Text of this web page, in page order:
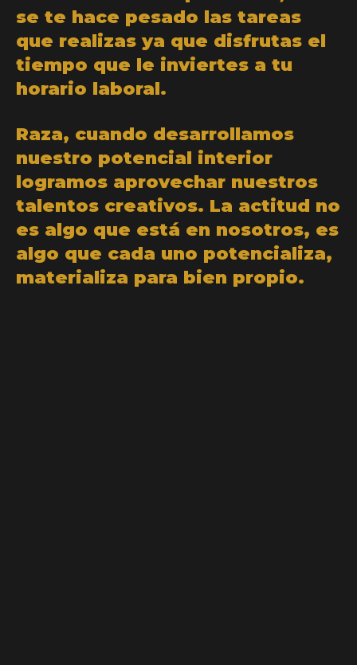
se te hace pesado las tareas
que realizas ya que disfrutas el
tiempo que le inviertes a tu
horario laboral.
Raza, cuando desarrollamos
nuestro potencial interior
logramos aprovechar nuestros
talentos creativos. La actitud no
es algo que está en nosotros, es
algo que cada uno potencializa,
materializa para bien propio.